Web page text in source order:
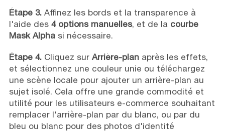
Étape 3.Affinez les bords et la transparence à
l'aide des 4 options manuelles, et de la courbe
Mask Alphasi nécessaire.
Étape 4.Cliquez sur Arrière-planaprès les effets,
et sélectionnez une couleur unie ou téléchargez
une scène locale pour ajouter un arrière-plan au
sujet isolé. Cela offre une grande commodité et
utilité pour les utilisateurs e-commerce souhaitant
remplacer l'arrière-plan par du blanc, ou par du
bleu ou blanc pour des photos d'identité